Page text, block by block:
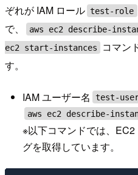
ぞれが IAM ロール test-role
で、
aws ec2 describe-
ec2 start-instances
コマン
す。
IAM ユーザー名 test-
aws ec2 describe-
※以下コマンドでは、
グを取得しています。